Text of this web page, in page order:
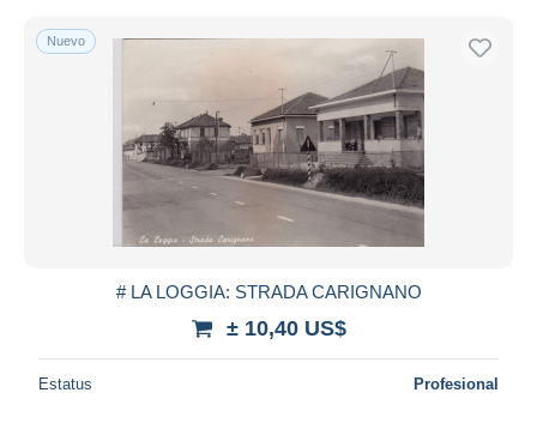
Nuevo
# LA LOGGIA: STRADA CARIGNANO
± 10,40 US$
Estatus Profesional